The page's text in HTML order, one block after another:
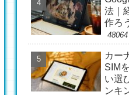
法｜
作ろ
カー
SIM
い選
ンキ